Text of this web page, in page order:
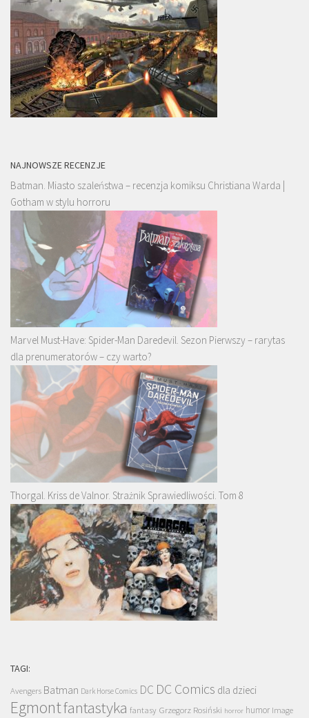
NAJNOWSZE RECENZJE
Batman. Miasto szaleństwa – recenzja komiksu Christiana Warda |
Gotham w stylu horroru
Marvel Must-Have: Spider-Man Daredevil. Sezon Pierwszy – rarytas
dla prenumeratorów – czy warto?
Thorgal. Kriss de Valnor. Strażnik Sprawiedliwości. Tom 8
TAGI:
Avengers Batman Dark Horse Comics DC DC Comics dla dzieci
Egmontfantastyka fantasy Grzegorz Rosiński horror humor Image